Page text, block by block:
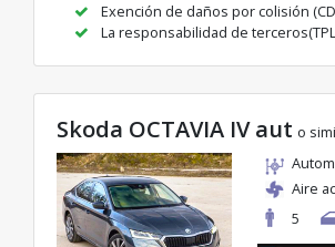
Exención de daños por colisión
La responsabilidad de
Skoda OCTAVIA IV aut o
Aire
5